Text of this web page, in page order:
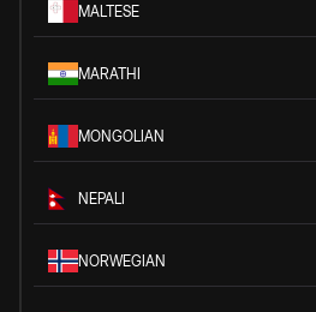
MALTESE
MARATHI
MONGOLIAN
NEPALI
NORWEGIAN